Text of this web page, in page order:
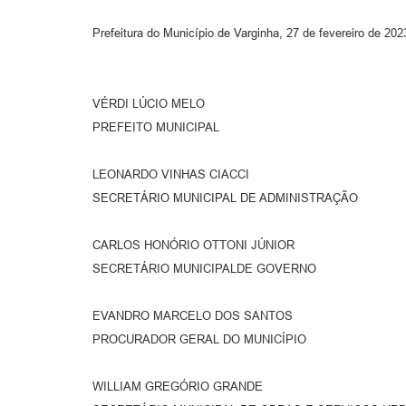
Prefeitura do Município de Varginha, 27 de fevereiro de
VÉRDI LÚCIO MELO
PREFEITO MUNICIPAL
LEONARDO VINHAS CIACCI
SECRETÁRIO MUNICIPAL DE ADMINISTRAÇÃO
CARLOS HONÓRIO OTTONI JÚNIOR
SECRETÁRIO MUNICIPALDE GOVERNO
EVANDRO MARCELO DOS SANTOS
PROCURADOR GERAL DO MUNICÍPIO
WILLIAM GREGÓRIO GRANDE